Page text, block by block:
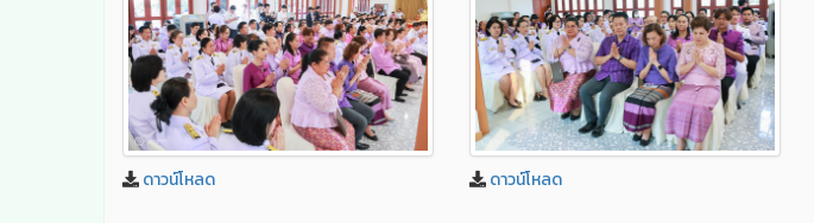
ดาวน์โหลด ดาวน์โหลด